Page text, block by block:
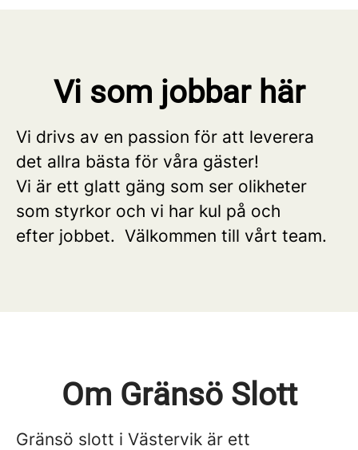
Vi som jobbar här
Vi drivs av en passion för att leverera
det allra bästa för våra gäster!
Vi är ett glatt gäng som ser olikheter
som styrkor och vi har kul på och
efter jobbet. Välkommen till vårt team.
Om Gränsö Slott
Gränsö slott i Västervik är ett